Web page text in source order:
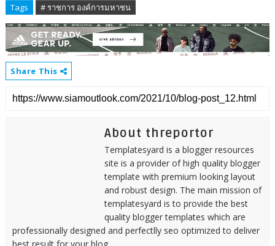
Tags # ราชการ องค์การมหาชน
Share This
About threportor
Templatesyard is a blogger resources
site is a provider of high quality blogger
template with premium looking layout
and robust design. The main mission of
templatesyard is to provide the best
quality blogger templates which are
professionally designed and perfectlly seo optimized to deliver